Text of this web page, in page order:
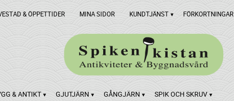
& ÖPPETTIDER MINA SIDOR KUNDTJÄNST FÖRKORTNINGAR
& ANTIKT GJUTJÄRN GÅNGJÄRN SPIK OCH SKRUV